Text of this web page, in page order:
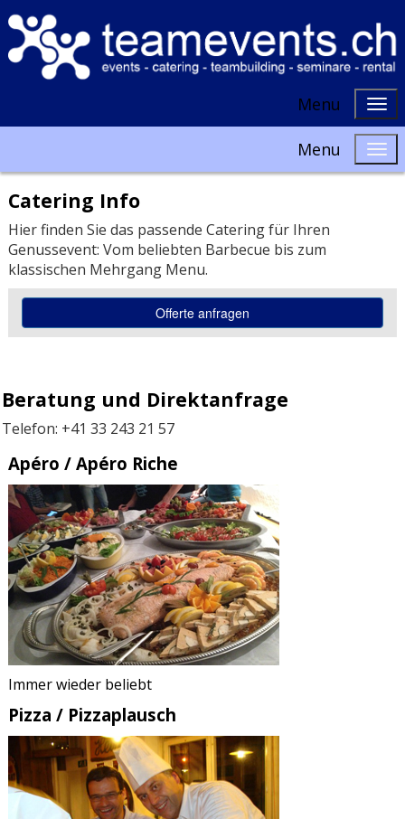
Menu
Menu
Catering Info
Hier finden Sie das passende Catering für Ihren
Genussevent: Vom beliebten Barbecue bis zum
klassischen Mehrgang Menu.
Beratung und Direktanfrage
Telefon: +41 33 243 21 57
Apéro / Apéro Riche
Immer wieder beliebt
Pizza / Pizzaplausch